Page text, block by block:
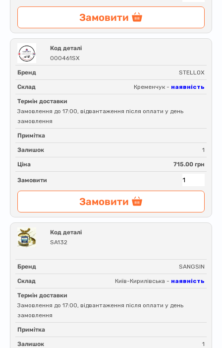
Замовити
Код деталі
000461SX
Бренд STELLOX
Склад Кременчук - наявність
Термін доставки
Замовлення до 17:00, відвантаження після оплати у день
замовлення
Примітка
Залишок 1
Ціна 715.00 грн
Замовити
Замовити
Код деталі
SA132
Бренд SANGSIN
Склад Київ-Кирилівська - наявність
Термін доставки
Замовлення до 17:00, відвантаження після оплати у день
замовлення
Примітка
Залишок 1